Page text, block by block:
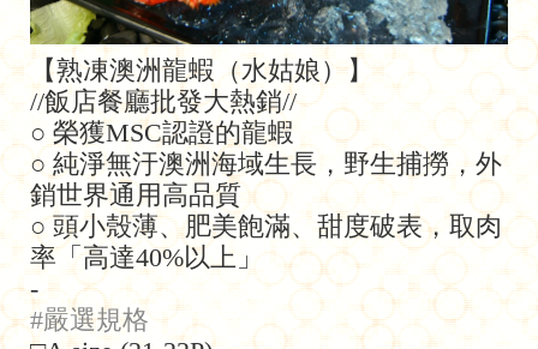
【熟凍澳洲龍蝦（水姑娘）】
//飯店餐廳批發大熱銷//
○ 榮獲MSC認證的龍蝦
○ 純淨無汙澳洲海域生長，野生捕撈，外
銷世界通用高品質
○ 頭小殼薄、肥美飽滿、甜度破表，取肉
率「高達40%以上」
-
#嚴選規格